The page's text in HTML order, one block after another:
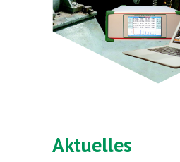
Aktuelles